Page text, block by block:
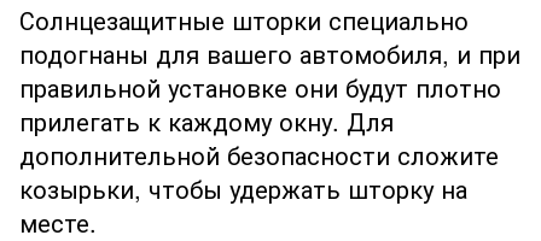
Солнцезащитные шторки специально
подогнаны для вашего автомобиля, и при
правильной установке они будут плотно
прилегать к каждому окну. Для
дополнительной безопасности сложите
козырьки, чтобы удержать шторку на
месте.